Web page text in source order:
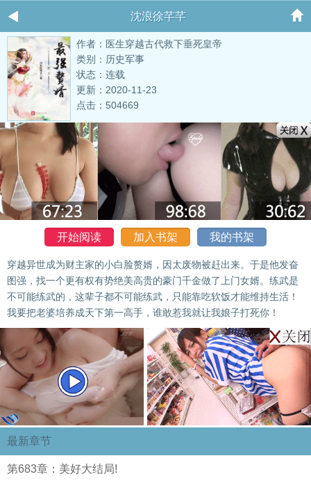
沈浪徐芊芊
作者：医生穿越古代救下垂死皇帝
类别：历史军事
状态：连载
更新：2020-11-23
点击：504669
开始阅读 加入书架 我的书架
穿越异世成为财主家的小白脸赘婿，因太废物被赶出来。于是他发奋
图强，找一个更有权有势绝美高贵的豪门千金做了上门女婿。练武是
不可能练武的，这辈子都不可能练武，只能靠吃软饭才能维持生活！
我要把老婆培养成天下第一高手，谁敢惹我就让我娘子打死你！
最新章节
第683章：美好大结局!